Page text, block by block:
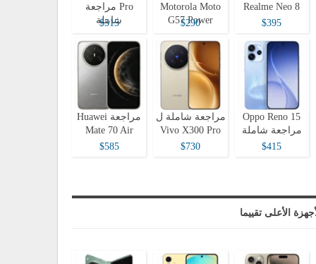
Realme Neo 8
$395
Motorola Moto
G57 Power
$290
Pro مراجعة
شاملة
$515
Oppo Reno 15
مراجعة شاملة
$415
مراجعة شاملة ل
Vivo X300 Pro
$730
مراجعة Huawei
Mate 70 Air
$585
الأعلى تقييما